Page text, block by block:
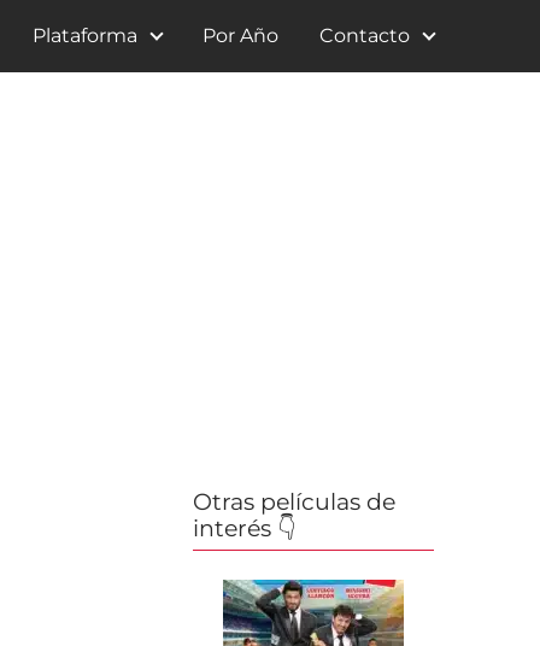
Plataforma Por Año Contacto
Otras películas de
interés 👇